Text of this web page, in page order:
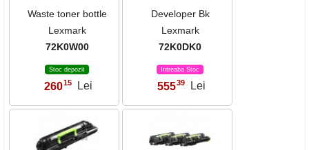
Waste toner bottle
Lexmark
72K0W00
Stoc depozit
26015 Lei
Developer Bk
Lexmark
72K0DK0
Intreaba Stoc
55539 Lei